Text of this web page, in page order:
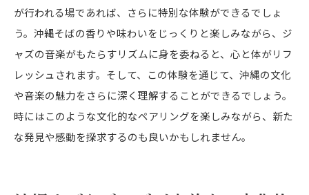
が行われる場であれば、さらに特別な体験ができるでしょ
う。沖縄そばの香りや味わいをじっくりと楽しみながら、ジ
ャズの音楽がもたらすリズムに身を委ねると、心と体がリフ
レッシュされます。そして、この体験を通じて、沖縄の文化
や音楽の魅力をさらに深く理解することができるでしょう。
時にはこのような文化的なペアリングを楽しみながら、新た
な発見や感動を探求するのも良いかもしれません。